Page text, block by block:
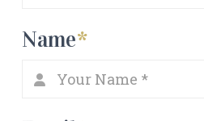
Name*